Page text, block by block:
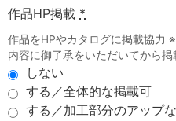
作品HP掲載 *
作品をHPやカタログに掲載協力
内容に御了承をいただいてから掲
しない
する／全体的な掲載可
する／加工部分のアップ